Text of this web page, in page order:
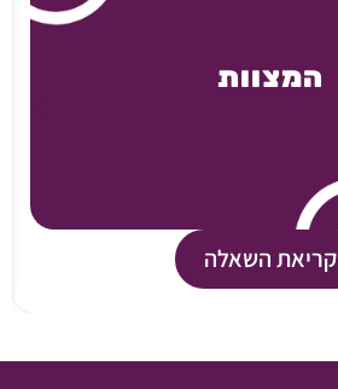
המצוות
קריאת השאלה